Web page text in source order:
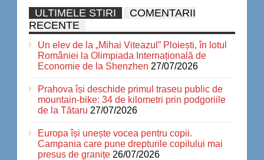
ULTIMELE STIRI
COMENTARII
RECENTE
Un elev de la „Mihai Viteazul” Ploiești, în lotul
României la Olimpiada Internațională de
Economie de la Shenzhen 27/07/2026
Prahova își deschide primul traseu public de
mountain-bike: 34 de kilometri prin podgoriile
de la Tătaru 27/07/2026
Europa își unește vocea pentru copii.
Campania care pune drepturile copilului mai
presus de granițe 26/07/2026